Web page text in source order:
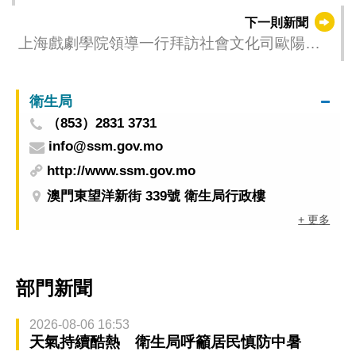
會、全國第十二屆殘疾人運動會暨第九屆特殊
奧林匹克運動會組織委員會成立大會
下一則新聞
上海戲劇學院領導一行拜訪社會文化司歐陽瑜
衛生局
（853）2831 3731
info@ssm.gov.mo
http://www.ssm.gov.mo
澳門東望洋新街 339號 衛生局行政樓
+ 更多
部門新聞
2026-08-06 16:53
天氣持續酷熱 衛生局呼籲居民慎防中暑